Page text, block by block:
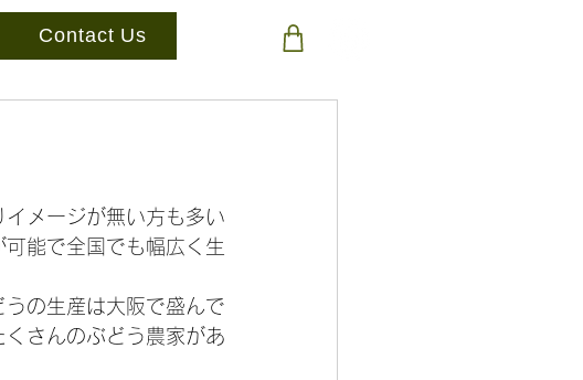
Contact Us
メージが無い方も多い
能で全国でも幅広く生
うの生産は大阪で盛んで
さんのぶどう農家があ